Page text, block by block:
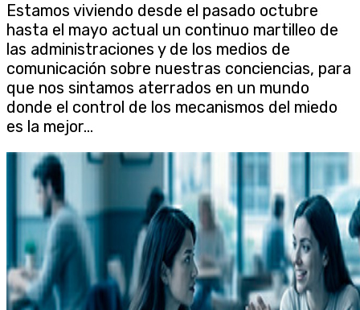
Estamos viviendo desde el pasado octubre
hasta el mayo actual un continuo martilleo de
las administraciones y de los medios de
comunicación sobre nuestras conciencias, para
que nos sintamos aterrados en un mundo
donde el control de los mecanismos del miedo
es la mejor...